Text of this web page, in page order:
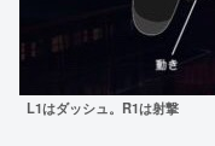
L1はダッシュ。R1は射撃